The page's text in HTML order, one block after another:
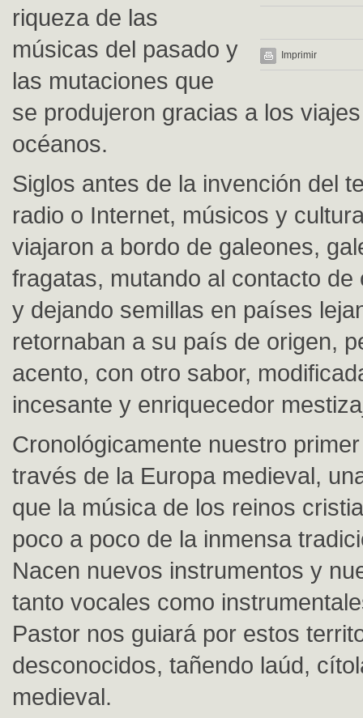
Imprimir
riqueza de las
músicas del pasado y
las mutaciones que
se produjeron gracias a los
océanos.
Siglos antes de la invención del
radio o Internet, músicos y
viajaron a bordo de galeones,
fragatas, mutando al contacto de
y dejando semillas en países
retornaban a su país de origen,
acento, con otro sabor,
incesante y enriquecedor
Cronológicamente nuestro
través de la Europa medieval,
que la música de los reinos
poco a poco de la inmensa
Nacen nuevos instrumentos y
tanto vocales como
Pastor nos guiará por estos
desconocidos, tañendo laúd,
medieval.